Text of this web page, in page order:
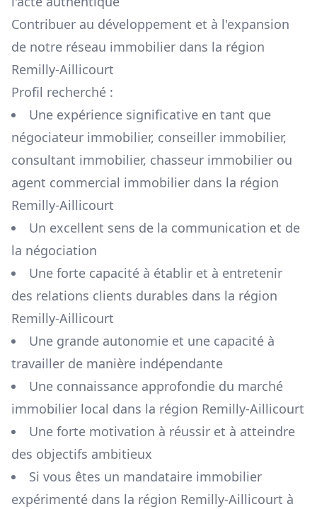
Contribuer au développement et à l'expansion
de notre réseau immobilier dans la région
Remilly-Aillicourt
Profil recherché :
Une expérience significative en tant que
négociateur immobilier, conseiller immobilier,
consultant immobilier, chasseur immobilier ou
agent commercial immobilier dans la région
Remilly-Aillicourt
Un excellent sens de la communication et de
la négociation
Une forte capacité à établir et à entretenir
des relations clients durables dans la région
Remilly-Aillicourt
Une grande autonomie et une capacité à
travailler de manière indépendante
Une connaissance approfondie du marché
immobilier local dans la région Remilly-Aillicourt
Une forte motivation à réussir et à atteindre
des objectifs ambitieux
Si vous êtes un mandataire immobilier
expérimenté dans la région Remilly-Aillicourt à